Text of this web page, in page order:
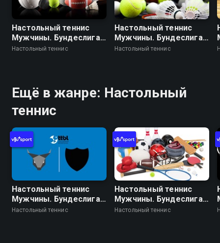
Настольный теннис
Мужчины. Бундеслига.
Регулярный сезон
Настольный теннис
Настольный теннис
Мужчины. Бундеслига.
Регулярный сезон
Настольный теннис
Ещё в жанре: Настольный
теннис
Настольный теннис
Мужчины. Бундеслига.
Регулярный сезон
Настольный теннис
Настольный теннис
Мужчины. Бундеслига.
Регулярный сезон
Настольный теннис